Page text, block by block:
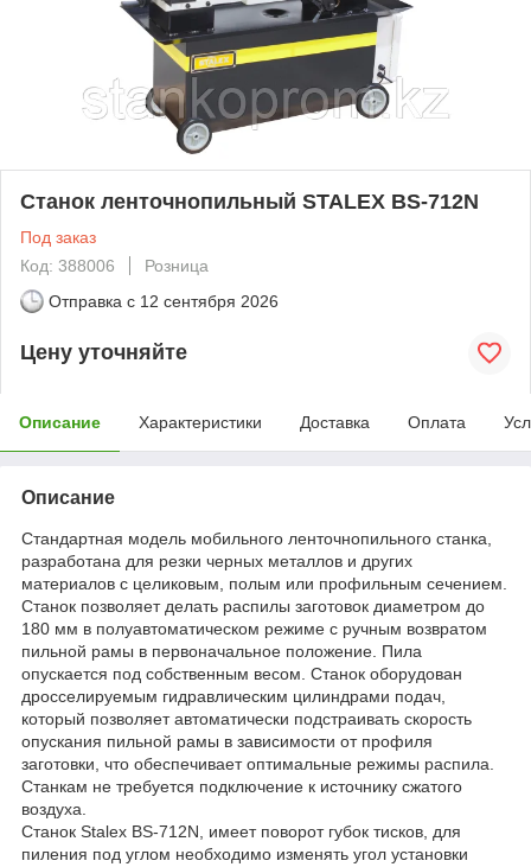
Станок ленточнопильный STALEX BS-712N
Под заказ
Код: 388006
Розница
Отправка с 12 сентября 2026
Цену уточняйте
Описание Характеристики Доставка Оплата
Описание
Стандартная модель мобильного ленточнопильного станка,
разработана для резки черных металлов и других
материалов с целиковым, полым или профильным сечением.
Станок позволяет делать распилы заготовок диаметром до
180 мм в полуавтоматическом режиме с ручным возвратом
пильной рамы в первоначальное положение. Пила
опускается под собственным весом. Cтанок оборудован
дросселируемым гидравлическим цилиндрами подач,
который позволяет автоматически подстраивать скорость
опускания пильной рамы в зависимости от профиля
заготовки, что обеспечивает оптимальные режимы распила.
Станкам не требуется подключение к источнику сжатого
воздуха.
Станок Stalex BS-712N, имеет поворот губок тисков, для
пиления под углом необходимо изменять угол установки